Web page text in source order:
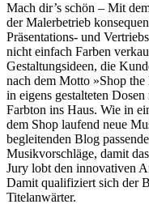
Mach dir’s schön – Mit
der Malerbetrieb
Präsentations- und
nicht einfach Farben
Gestaltungsideen, die
nach dem Motto »Shop
in eigens gestalteten
Farbton ins Haus. Wie in
dem Shop laufend neue
begleitenden Blog
Musikvorschläge, damit
Jury lobt den innovativen
Damit qualifiziert sich der
Titelanwärter.